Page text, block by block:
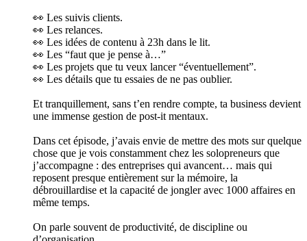
👀 Les suivis clients.
👀 Les relances.
👀 Les idées de contenu à 23h dans le lit.
👀 Les “faut que je pense à…”
👀 Les projets que tu veux lancer “éventuellement”.
👀 Les détails que tu essaies de ne pas oublier.
Et tranquillement, sans t’en rendre compte, ta business devient
une immense gestion de post-it mentaux.
Dans cet épisode, j’avais envie de mettre des mots sur quelque
chose que je vois constamment chez les solopreneurs que
j’accompagne : des entreprises qui avancent… mais qui
reposent presque entièrement sur la mémoire, la
débrouillardise et la capacité de jongler avec 1000 affaires en
même temps.
On parle souvent de productivité, de discipline ou